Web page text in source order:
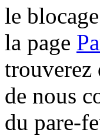
le
la page
trouverez
de nous
du pare-